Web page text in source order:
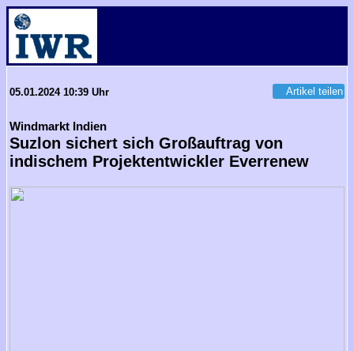
05.01.2024 10:39 Uhr Artikel teilen
Windmarkt Indien
Suzlon sichert sich Großauftrag von
indischem Projektentwickler Everrenew